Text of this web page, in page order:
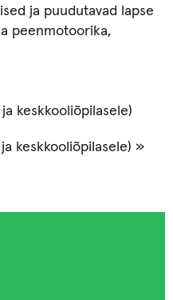
ja puudutavad lapse
peenmotoorika,
keskkooliõpilasele)
keskkooliõpilasele) »